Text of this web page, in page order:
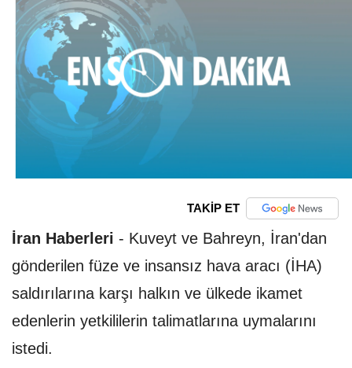
TAKİP ET
İran Haberleri - Kuveyt ve Bahreyn, İran'dan
gönderilen füze ve insansız hava aracı (İHA)
saldırılarına karşı halkın ve ülkede ikamet
edenlerin yetkililerin talimatlarına uymalarını
istedi.